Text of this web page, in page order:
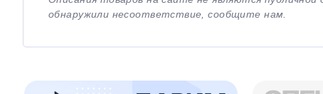
обнаружили несоответствие, сообщите нам.